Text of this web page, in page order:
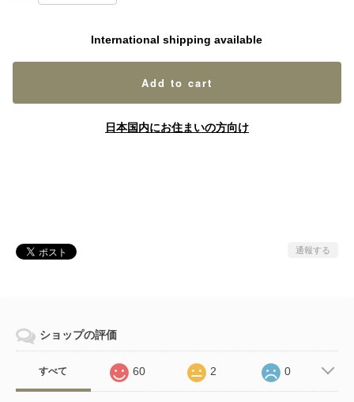
International shipping available
Add to cart
日本国内にお住まいの方向け
通報する
ショップの評価
すべて 60 2 0